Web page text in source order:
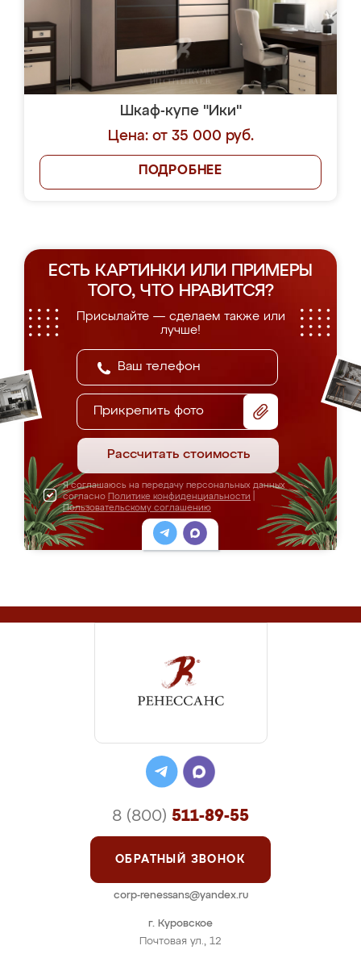
Шкаф-купе "Ики"
Цена: от 35 000 руб.
ПОДРОБНЕЕ
ЕСТЬ КАРТИНКИ ИЛИ ПРИМЕРЫ
ТОГО, ЧТО НРАВИТСЯ?
Присылайте — сделаем также или
лучше!
Прикрепить фото
Рассчитать стоимость
Я соглашаюсь на передачу персональных данных
согласно Политике конфиденциальности
Пользовательскому соглашению
г. Куровское
Почтовая ул., 12
8 (800) 511-89-55
ОБРАТНЫЙ ЗВОНОК
corp-renessans@yandex.ru